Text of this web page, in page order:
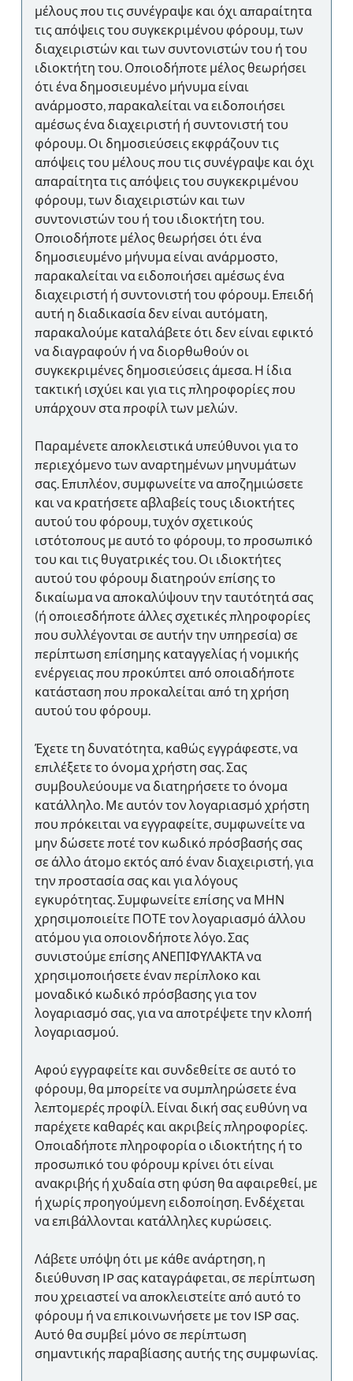
μέλους που τις συνέγραψε και όχι απαραίτητα
τις απόψεις του συγκεκριμένου φόρουμ, των
διαχειριστών και των συντονιστών του ή του
ιδιοκτήτη του. Οποιοδήποτε μέλος θεωρήσει
ότι ένα δημοσιευμένο μήνυμα είναι
ανάρμοστο, παρακαλείται να ειδοποιήσει
αμέσως ένα διαχειριστή ή συντονιστή του
φόρουμ. Οι δημοσιεύσεις εκφράζουν τις
απόψεις του μέλους που τις συνέγραψε και όχι
απαραίτητα τις απόψεις του συγκεκριμένου
φόρουμ, των διαχειριστών και των
συντονιστών του ή του ιδιοκτήτη του.
Οποιοδήποτε μέλος θεωρήσει ότι ένα
δημοσιευμένο μήνυμα είναι ανάρμοστο,
παρακαλείται να ειδοποιήσει αμέσως ένα
διαχειριστή ή συντονιστή του φόρουμ. Επειδή
αυτή η διαδικασία δεν είναι αυτόματη,
παρακαλούμε καταλάβετε ότι δεν είναι εφικτό
να διαγραφούν ή να διορθωθούν οι
συγκεκριμένες δημοσιεύσεις άμεσα. Η ίδια
τακτική ισχύει και για τις πληροφορίες που
υπάρχουν στα προφίλ των μελών.
Παραμένετε αποκλειστικά υπεύθυνοι για το
περιεχόμενο των αναρτημένων μηνυμάτων
σας. Επιπλέον, συμφωνείτε να αποζημιώσετε
και να κρατήσετε αβλαβείς τους ιδιοκτήτες
αυτού του φόρουμ, τυχόν σχετικούς
ιστότοπους με αυτό το φόρουμ, το προσωπικό
του και τις θυγατρικές του. Οι ιδιοκτήτες
αυτού του φόρουμ διατηρούν επίσης το
δικαίωμα να αποκαλύψουν την ταυτότητά σας
(ή οποιεσδήποτε άλλες σχετικές πληροφορίες
που συλλέγονται σε αυτήν την υπηρεσία) σε
περίπτωση επίσημης καταγγελίας ή νομικής
ενέργειας που προκύπτει από οποιαδήποτε
κατάσταση που προκαλείται από τη χρήση
αυτού του φόρουμ.
Έχετε τη δυνατότητα, καθώς εγγράφεστε, να
επιλέξετε το όνομα χρήστη σας. Σας
συμβουλεύουμε να διατηρήσετε το όνομα
κατάλληλο. Με αυτόν τον λογαριασμό χρήστη
που πρόκειται να εγγραφείτε, συμφωνείτε να
μην δώσετε ποτέ τον κωδικό πρόσβασής σας
σε άλλο άτομο εκτός από έναν διαχειριστή, για
την προστασία σας και για λόγους
εγκυρότητας. Συμφωνείτε επίσης να ΜΗΝ
χρησιμοποιείτε ΠΟΤΕ τον λογαριασμό άλλου
ατόμου για οποιονδήποτε λόγο. Σας
συνιστούμε επίσης ΑΝΕΠΙΦΥΛΑΚΤΑ να
χρησιμοποιήσετε έναν περίπλοκο και
μοναδικό κωδικό πρόσβασης για τον
λογαριασμό σας, για να αποτρέψετε την κλοπή
λογαριασμού.
Αφού εγγραφείτε και συνδεθείτε σε αυτό το
φόρουμ, θα μπορείτε να συμπληρώσετε ένα
λεπτομερές προφίλ. Είναι δική σας ευθύνη να
παρέχετε καθαρές και ακριβείς πληροφορίες.
Οποιαδήποτε πληροφορία ο ιδιοκτήτης ή το
προσωπικό του φόρουμ κρίνει ότι είναι
ανακριβής ή χυδαία στη φύση θα αφαιρεθεί, με
ή χωρίς προηγούμενη ειδοποίηση. Ενδέχεται
να επιβάλλονται κατάλληλες κυρώσεις.
Λάβετε υπόψη ότι με κάθε ανάρτηση, η
διεύθυνση IP σας καταγράφεται, σε περίπτωση
που χρειαστεί να αποκλειστείτε από αυτό το
φόρουμ ή να επικοινωνήσετε με τον ISP σας.
Αυτό θα συμβεί μόνο σε περίπτωση
σημαντικής παραβίασης αυτής της συμφωνίας.